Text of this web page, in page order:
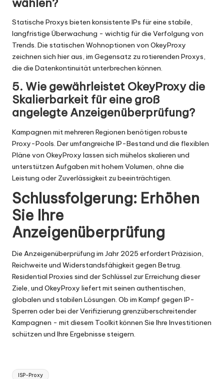
wählen?
Statische Proxys bieten konsistente IPs für eine stabile,
langfristige Überwachung - wichtig für die Verfolgung von
Trends. Die statischen Wohnoptionen von OkeyProxy
zeichnen sich hier aus, im Gegensatz zu rotierenden Proxys,
die die Datenkontinuität unterbrechen können.
5. Wie gewährleistet OkeyProxy die
Skalierbarkeit für eine groß
angelegte Anzeigenüberprüfung?
Kampagnen mit mehreren Regionen benötigen robuste
Proxy-Pools. Der umfangreiche IP-Bestand und die flexiblen
Pläne von OkeyProxy lassen sich mühelos skalieren und
unterstützen Aufgaben mit hohem Volumen, ohne die
Leistung oder Zuverlässigkeit zu beeinträchtigen.
Schlussfolgerung: Erhöhen
Sie Ihre
Anzeigenüberprüfung
Die Anzeigenüberprüfung im Jahr 2025 erfordert Präzision,
Reichweite und Widerstandsfähigkeit gegen Betrug.
Residential Proxies sind der Schlüssel zur Erreichung dieser
Ziele, und OkeyProxy liefert mit seinen authentischen,
globalen und stabilen Lösungen. Ob im Kampf gegen IP-
Sperren oder bei der Verifizierung grenzüberschreitender
Kampagnen - mit diesem Toolkit können Sie Ihre Investitionen
schützen und Ihre Ergebnisse steigern.
Tags:
ISP-Proxy